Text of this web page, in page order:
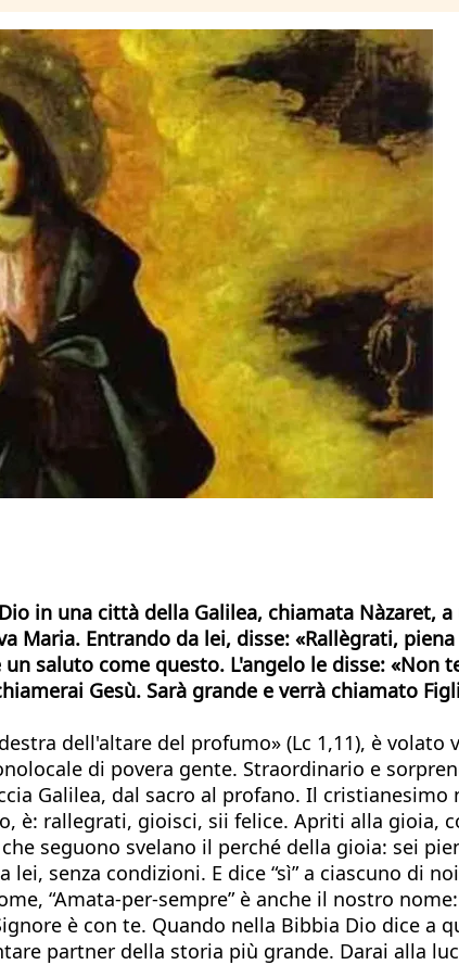
in una città della Galilea, chiamata Nàzaret,
Maria. Entrando da lei, disse: «Rallègrati,
saluto come questo. L'angelo le disse: «Non
Gesù. Sarà grande e verrà chiamato
dell'altare del profumo» (Lc 1,11), è
di povera gente. Straordinario e
Galilea, dal sacro al profano. Il
è: rallegrati, gioisci, sii felice. Apriti alla
seguono svelano il perché della gioia: sei
lei, senza condizioni. E dice “sì” a ciascuno di
“Amata-per-sempre” è anche il nostro
è con te. Quando nella Bibbia Dio dice a
partner della storia più grande. Darai alla